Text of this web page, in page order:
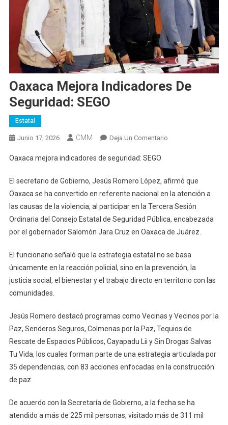
Oaxaca Mejora Indicadores De
Seguridad: SEGO
Estatal
Junio 17, 2026 CMM Deja Un ComentarioEn
De
Seguridad:
SEGO
Oaxaca mejora indicadores de seguridad: SEGO
El secretario de Gobierno, Jesús Romero López, afirmó que
Oaxaca se ha convertido en referente nacional en la atención a
las causas de la violencia, al participar en la Tercera Sesión
Ordinaria del Consejo Estatal de Seguridad Pública, encabezada
por el gobernador Salomón Jara Cruz en Oaxaca de Juárez.
El funcionario señaló que la estrategia estatal no se basa
únicamente en la reacción policial, sino en la prevención, la
justicia social, el bienestar y el trabajo directo en territorio con las
comunidades.
Jesús Romero destacó programas como Vecinas y Vecinos por la
Paz, Senderos Seguros, Colmenas por la Paz, Tequios de
Rescate de Espacios Públicos, Cayapadu Lii y Sin Drogas Salvas
Tu Vida, los cuales forman parte de una estrategia articulada por
35 dependencias, con 83 acciones enfocadas en la construcción
de paz.
De acuerdo con la Secretaría de Gobierno, a la fecha se ha
atendido a más de 225 mil personas, visitado más de 311 mil